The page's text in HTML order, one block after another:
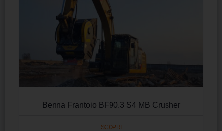
Benna Frantoio BF90.3 S4 MB Crusher
SCOPRI